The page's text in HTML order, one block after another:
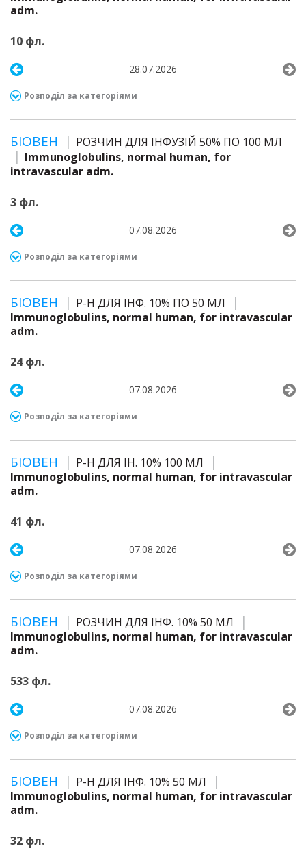
adm.
10 фл.
28.07.2026
Розподіл за категоріями
БІОВЕН
РОЗЧИН ДЛЯ ІНФУЗІЙ 50% ПО 100 МЛ
Immunoglobulins, normal human, for
intravascular adm.
3 фл.
07.08.2026
Розподіл за категоріями
БІОВЕН
Р-Н ДЛЯ ІНФ. 10% ПО 50 МЛ
Immunoglobulins, normal human, for intravascular
adm.
24 фл.
07.08.2026
Розподіл за категоріями
БІОВЕН
Р-Н ДЛЯ ІН. 10% 100 МЛ
Immunoglobulins, normal human, for intravascular
adm.
41 фл.
07.08.2026
Розподіл за категоріями
БІОВЕН
РОЗЧИН ДЛЯ ІНФ. 10% 50 МЛ
Immunoglobulins, normal human, for intravascular
adm.
533 фл.
07.08.2026
Розподіл за категоріями
БІОВЕН
Р-Н ДЛЯ ІНФ. 10% 50 МЛ
Immunoglobulins, normal human, for intravascular
adm.
32 фл.